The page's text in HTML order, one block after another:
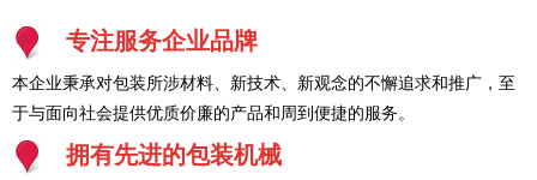
专注服务企业品牌
本企业秉承对包装所涉材料、新技术、新观念的不懈追求和推广，至
于与面向社会提供优质价廉的产品和周到便捷的服务。
拥有先进的包装机械